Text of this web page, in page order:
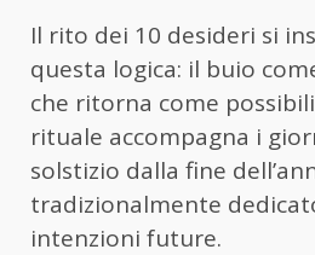
Il rito dei 10 desideri si
questa logica: il buio
che ritorna come
rituale accompagna i
solstizio dalla fine
tradizionalmente
intenzioni future.